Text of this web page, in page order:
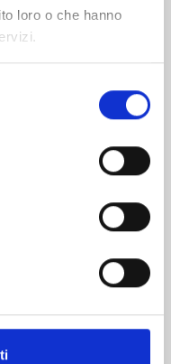
loro o che hanno